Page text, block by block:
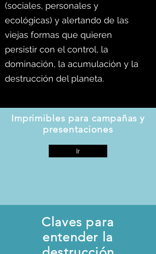
(sociales, personales y
ecológicas) y alertando de las
viejas formas que quieren
persistir con el control, la
dominación, la acumulación y la
destrucción del planeta.
Imprimibles para campañas y
presentaciones
Ir
Claves para
entender la